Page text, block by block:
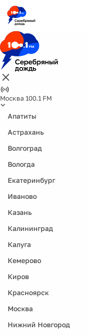
Москва 100.1 FM
Апатиты
Астрахань
Волгоград
Вологда
Екатеринбург
Иваново
Казань
Калининград
Калуга
Кемерово
Киров
Красноярск
Москва
Нижний Новгород